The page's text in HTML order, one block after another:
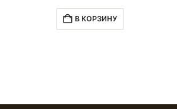
составляла
В КОРЗИНУ